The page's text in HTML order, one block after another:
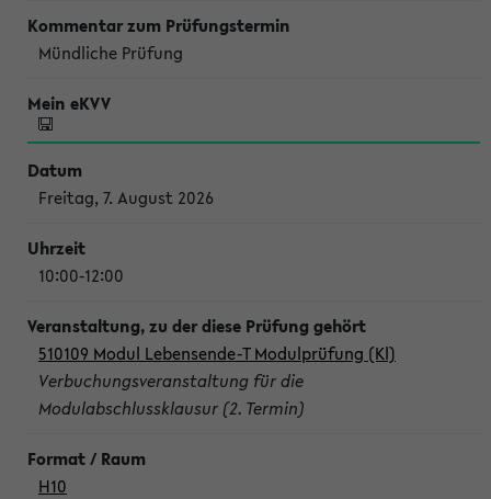
Mündliche Prüfung
Freitag, 7. August 2026
10:00-12:00
510109 Modul Lebensende-T Modulprüfung (Kl)
Verbuchungsveranstaltung für die
Modulabschlussklausur (2. Termin)
H10